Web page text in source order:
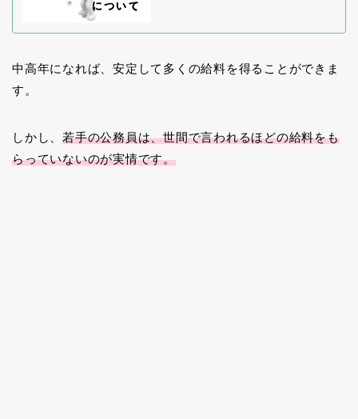
中高年になれば、安定して多くの給料を得ることができま
す。
しかし、若手の公務員は、世間で言われるほどの給料をも
らっていないのが実情です。